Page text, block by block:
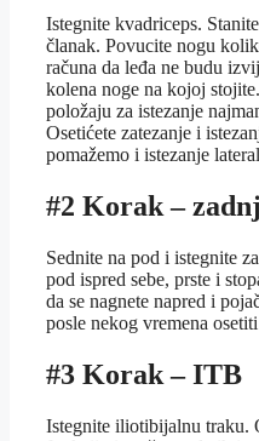
Istegnite kvadriceps.
članak. Povucite nogu
računa da leđa ne budu
kolena noge na kojoj
položaju za istezanje
Osetićete zatezanje i
pomažemo i istezanje
#2 Korak –
Sednite na pod i istegnite
pod ispred sebe, prste i
da se nagnete napred i
posle nekog vremena
#3 Korak – ITB
Istegnite iliotibijalnu traku.